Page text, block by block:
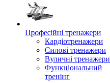
Професійні тренажери
Кардіотренажери
Силові тренажери
Вуличні тренажери
Функціональний
тренінг